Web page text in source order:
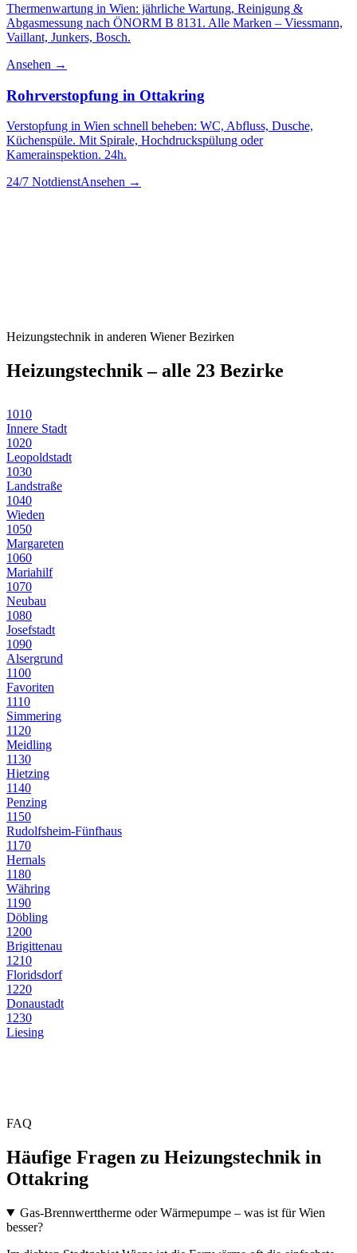
Thermenwartung in Wien: jährliche Wartung, Reinigung &
Abgasmessung nach ÖNORM B 8131. Alle Marken – Viessmann,
Vaillant, Junkers, Bosch.
Ansehen →
Rohrverstopfung in Ottakring
Verstopfung in Wien schnell beheben: WC, Abfluss, Dusche,
Küchenspüle. Mit Spirale, Hochdruckspülung oder
Kamerainspektion. 24h.
24/7 NotdienstAnsehen →
Heizungstechnik in anderen Wiener Bezirken
Heizungstechnik– alle 23 Bezirke
1010
Innere Stadt
1020
Leopoldstadt
1030
Landstraße
1040
Wieden
1050
Margareten
1060
Mariahilf
1070
Neubau
1080
Josefstadt
1090
Alsergrund
1100
Favoriten
1110
Simmering
1120
Meidling
1130
Hietzing
1140
Penzing
1150
Rudolfsheim-Fünfhaus
1170
Hernals
1180
Währing
1190
Döbling
1200
Brigittenau
1210
Floridsdorf
1220
Donaustadt
1230
Liesing
FAQ
Häufige Fragen zu Heizungstechnik in
Ottakring
Gas-Brennwerttherme oder Wärmepumpe – was ist für Wien
besser?